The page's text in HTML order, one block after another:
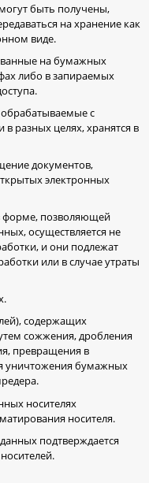
быть получены,
на хранение как
виде.
на бумажных
либо в запираемых
с
в разных целях, хранятся в
документов,
электронных
форме, позволяющей
осуществляется не
и они подлежат
или в случае утраты
содержащих
сожжения, дробления
превращения в
уничтожения бумажных
носителях
носителя.
подтверждается